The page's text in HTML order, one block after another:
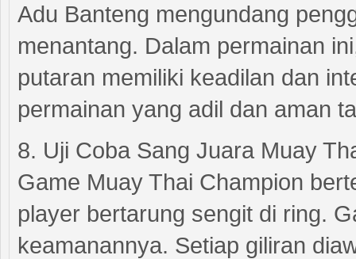
Adu Banteng mengundang
menantang. Dalam permainan
putaran memiliki keadilan dan
permainan yang adil dan aman
8. Uji Coba Sang Juara Muay
Game Muay Thai Champion
player bertarung sengit di ring.
keamanannya. Setiap giliran